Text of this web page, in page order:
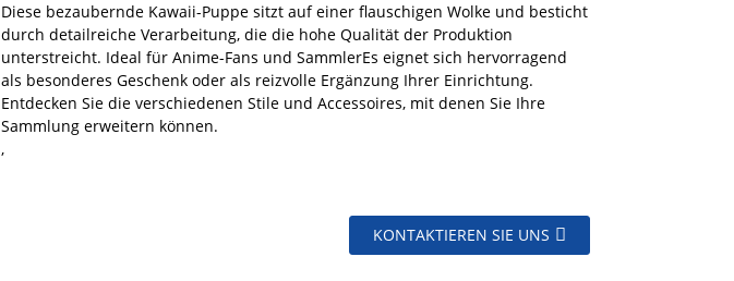
Diese bezaubernde Kawaii-Puppe sitzt auf einer flauschigen Wolke und besticht
durch detailreiche Verarbeitung, die die hohe Qualität der Produktion
unterstreicht. Ideal für Anime-Fans und SammlerEs eignet sich hervorragend
als besonderes Geschenk oder als reizvolle Ergänzung Ihrer Einrichtung.
Entdecken Sie die verschiedenen Stile und Accessoires, mit denen Sie Ihre
Sammlung erweitern können.
,
KONTAKTIEREN SIE UNS